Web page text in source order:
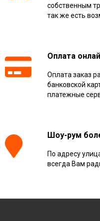
собственным
так же есть
Оплата
Оплата заказ
банковской
платежные
Шоу-рум
По адресу
всегда Вам